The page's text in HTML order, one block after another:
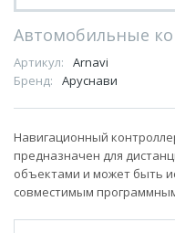
Автомобильные
Артикул:
Arnavi
Бренд:
Аруснави
Навигационный
предназначен для
объектами и может быть
совместимым